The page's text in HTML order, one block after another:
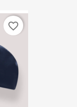
favorite_border